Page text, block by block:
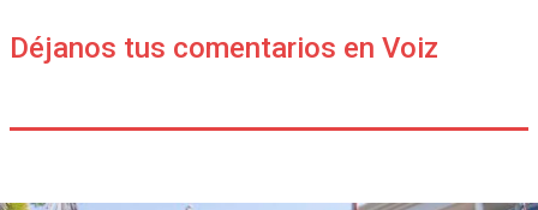
Déjanos tus comentarios en Voiz